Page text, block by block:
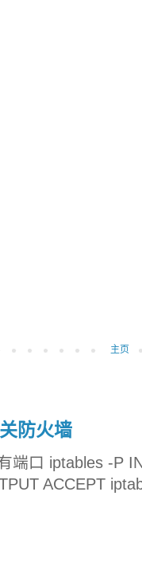
主页
防火墙
端口 iptables -P
ACCEPT